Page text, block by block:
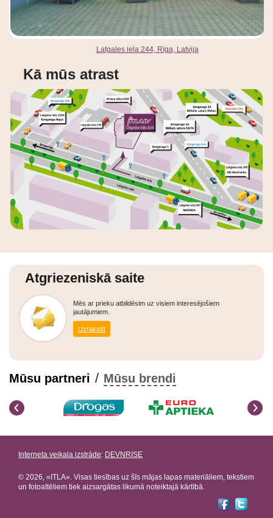
Latgales iela 244, Rīga, Latvija
Kā mūs atrast
Mūsu partneri / Mūsu brendi
Atgriezeniskā saite
Mēs ar prieku atbildēsim uz visiem interesējošiem
jautājumiem.
Uzrakstīt
Interneta veikala izstrāde: DEVNRISE
© 2026, «ITLA». Visas tiesības uz šīs mājas lapas materiāliem, tekstiem
un fotoattēliem tiek aizsargātas likumā noteiktajā kārtībā.